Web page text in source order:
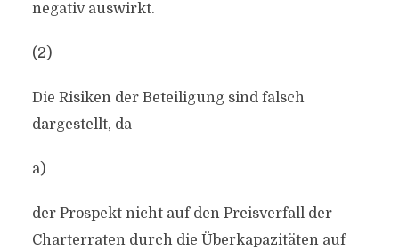
negativ auswirkt.
(2)
Die Risiken der Beteiligung sind falsch
dargestellt, da
a)
der Prospekt nicht auf den Preisverfall der
Charterraten durch die Überkapazitäten auf